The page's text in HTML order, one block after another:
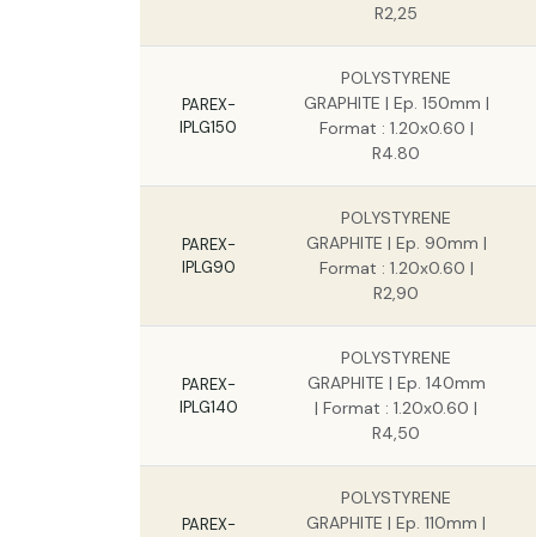
R2,25
PAREX-
IPLG150
POLYSTYRENE
GRAPHITE | Ep. 150mm |
Format : 1.20x0.60 |
R4.80
PAREX-
IPLG90
POLYSTYRENE
GRAPHITE | Ep. 90mm |
Format : 1.20x0.60 |
R2,90
PAREX-
IPLG140
POLYSTYRENE
GRAPHITE | Ep. 140mm
| Format : 1.20x0.60 |
R4,50
PAREX-
POLYSTYRENE
GRAPHITE | Ep. 110mm |